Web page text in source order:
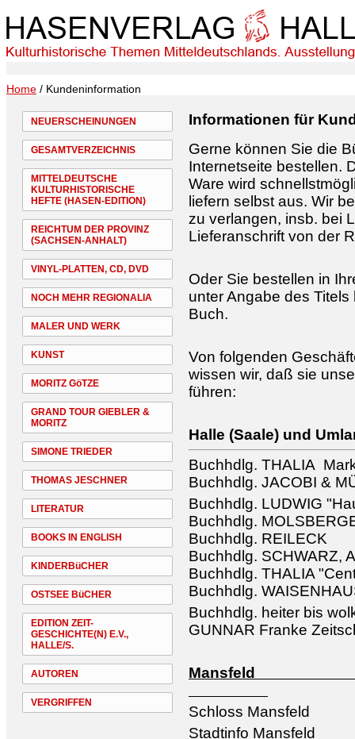
Home / Kundeninformation
NEUERSCHEINUNGEN
GESAMTVERZEICHNIS
MITTELDEUTSCHE
KULTURHISTORISCHE
HEFTE (HASEN-EDITION)
REICHTUM DER PROVINZ
(SACHSEN-ANHALT)
VINYL-PLATTEN, CD, DVD
NOCH MEHR REGIONALIA
MALER UND WERK
KUNST
MORITZ GöTZE
GRAND TOUR GIEBLER &
MORITZ
SIMONE TRIEDER
THOMAS JESCHNER
LITERATUR
BOOKS IN ENGLISH
KINDERBüCHER
OSTSEE BüCHER
EDITION ZEIT-
GESCHICHTE(N) E.V.,
HALLE/S.
AUTOREN
VERGRIFFEN
Informationen für
Gerne können Sie die
Internetseite bestellen.
Ware wird
liefern selbst aus. Wir
zu verlangen, insb. bei
Lieferanschrift von der
Oder Sie bestellen in
unter Angabe des
Buch.
Von folgenden
wissen wir, daß sie
führen:
Halle (Saale) und
Buchhdlg. THALIA
Buchhdlg. JACOBI &
Buchhdlg. LUDWIG
Buchhdlg.
Buchhdlg. REILECK
Buchhdlg. SCHWARZ,
Buchhdlg. THALIA
Buchhdlg.
Buchhdlg. heiter bis
GUNNAR Franke
Schloss Mansfeld
Stadtinfo Mansfeld